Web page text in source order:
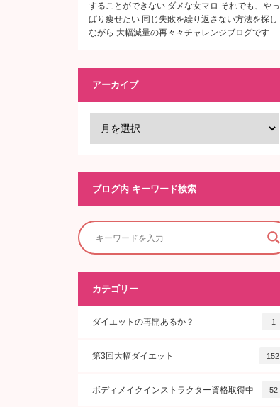
することができない ダメな女マロ それでも、やっ
ぱり痩せたい 同じ失敗を繰り返さない方法を探し
ながら 大幅減量の再々々チャレンジブログです
アーカイブ
ブログ内 キーワード検索
カテゴリー
ダイエットの再開あるか？ 1
第3回大幅ダイエット 152
ボディメイクインストラクター資格取得中 52